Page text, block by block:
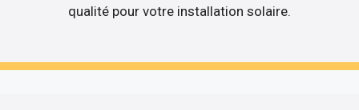
qualité pour votre installation solaire.